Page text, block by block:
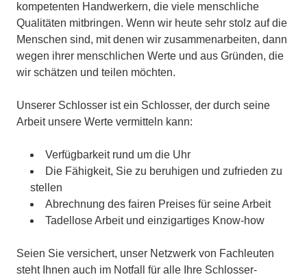
kompetenten Handwerkern, die viele menschliche
Qualitäten mitbringen. Wenn wir heute sehr stolz auf die
Menschen sind, mit denen wir zusammenarbeiten, dann
wegen ihrer menschlichen Werte und aus Gründen, die
wir schätzen und teilen möchten.
Unserer Schlosser ist ein Schlosser, der durch seine
Arbeit unsere Werte vermitteln kann:
Verfügbarkeit rund um die Uhr
Die Fähigkeit, Sie zu beruhigen und zufrieden zu
stellen
Abrechnung des fairen Preises für seine Arbeit
Tadellose Arbeit und einzigartiges Know-how
Seien Sie versichert, unser Netzwerk von Fachleuten
steht Ihnen auch im Notfall für alle Ihre Schlosser-